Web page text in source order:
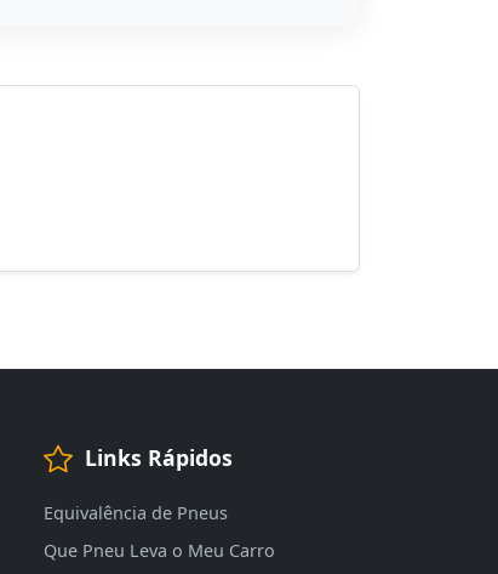
Links Rápidos
Equivalência de Pneus
Que Pneu Leva o Meu Carro